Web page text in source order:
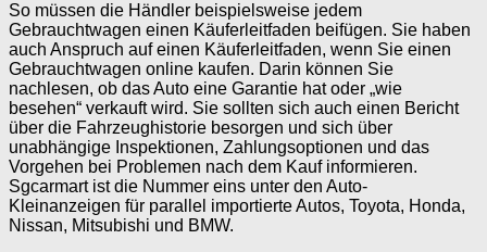
So müssen die Händler beispielsweise jedem
Gebrauchtwagen einen Käuferleitfaden beifügen. Sie haben
auch Anspruch auf einen Käuferleitfaden, wenn Sie einen
Gebrauchtwagen online kaufen. Darin können Sie
nachlesen, ob das Auto eine Garantie hat oder „wie
besehen“ verkauft wird. Sie sollten sich auch einen Bericht
über die Fahrzeughistorie besorgen und sich über
unabhängige Inspektionen, Zahlungsoptionen und das
Vorgehen bei Problemen nach dem Kauf informieren.
Sgcarmart ist die Nummer eins unter den Auto-
Kleinanzeigen für parallel importierte Autos, Toyota, Honda,
Nissan, Mitsubishi und BMW.